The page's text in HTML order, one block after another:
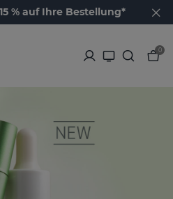
% auf Ihre Bestellung*
0